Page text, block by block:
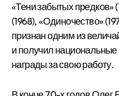
«Тени забытых предков»
(1968), «Одиночество»
признан одним из
и получил
награды за свою работу.